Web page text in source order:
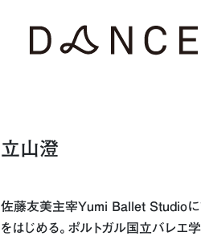
立山澄
佐藤友美主宰Yumi Ballet Studioに
をはじめる。ポルトガル国立バレエ学